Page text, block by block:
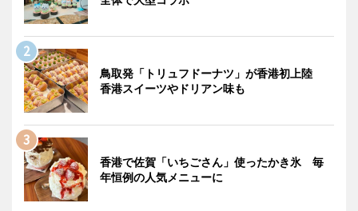
鳥取発「トリュフドーナツ」が香港初上陸
香港スイーツやドリアン味も
香港で佐賀「いちごさん」使ったかき氷 毎
年恒例の人気メニューに